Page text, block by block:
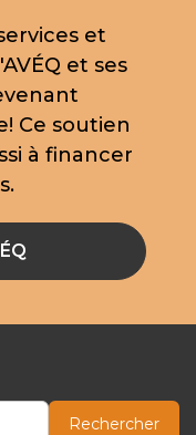
et
et ses
Ce soutien
à financer
Rechercher